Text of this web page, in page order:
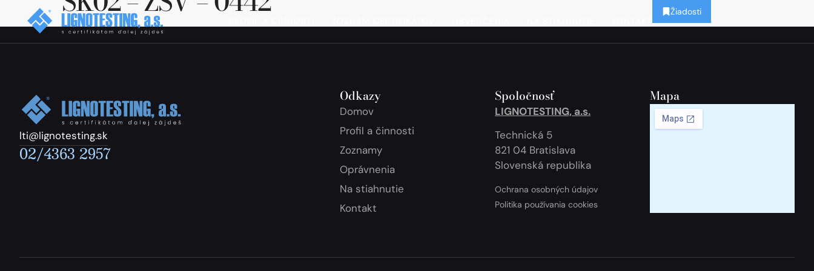
Žiadosti
lti@lignotesting.sk
02/4363 2957
Odkazy
Domov
Profil a činnosti
Zoznamy
Oprávnenia
Na stiahnutie
Kontakt
Spoločnosť
LIGNOTESTING, a.s.
Technická 5
821 04 Bratislava
Slovenská republika
Ochrana osobných údajov
Politika používania cookies
Mapa